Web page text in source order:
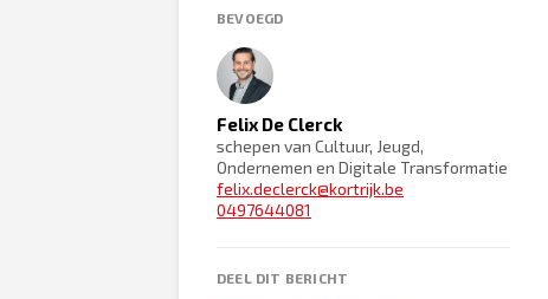
BEVOEGD
Felix De Clerck
schepen van Cultuur, Jeugd,
Ondernemen en Digitale Transformatie
felix.declerck@kortrijk.be
0497644081
DEEL DIT BERICHT